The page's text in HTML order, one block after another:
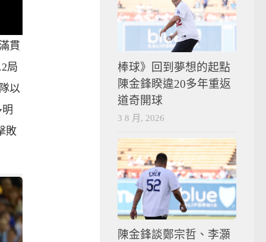
貫
局
以
敗
棒球》回到夢想的起點
陳金鋒睽違20多年重返
道奇開球
3 8 月, 2026
陳金鋒談鄭宗哲、李灝